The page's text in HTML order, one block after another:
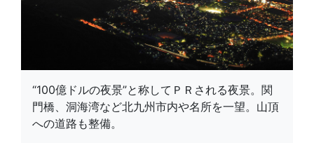
“100億ドルの夜景”と称してＰＲされる夜景。関
門橋、洞海湾など北九州市内や名所を一望。山頂
への道路も整備。